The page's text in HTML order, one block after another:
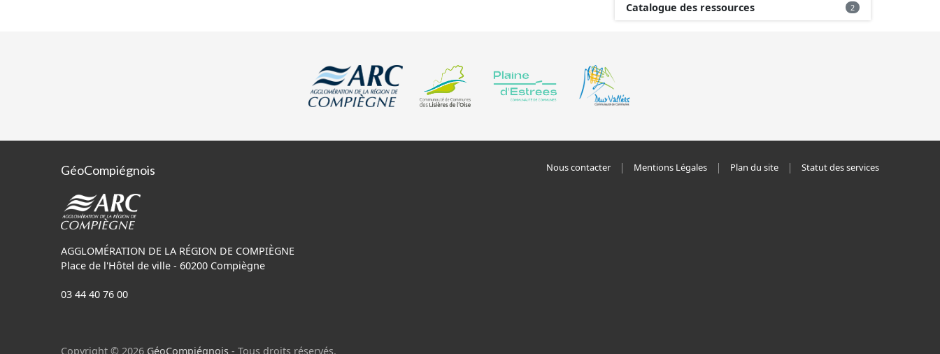
Catalogue des ressources 2
GéoCompiégnois
AGGLOMÉRATION DE LA RÉGION DE COMPIÈGNE
Place de l'Hôtel de ville - 60200 Compiègne
03 44 40 76 00
Nous contacter Mentions Légales Plan du site Statut des services
Copyright © 2026 GéoCompiégnois - Tous droits réservés.